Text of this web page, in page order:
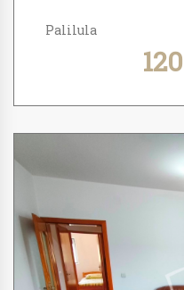
Palilula